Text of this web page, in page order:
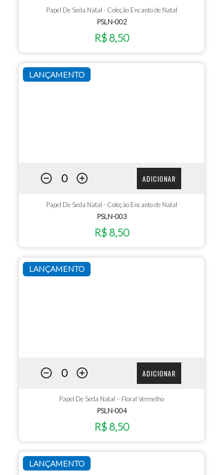
Papel De Seda Natal - Coleção Encanto de Natal
PSLN-002
R$ 8,50
LANÇAMENTO
ADICIONAR
Papel De Seda Natal - Coleção Encanto de Natal
PSLN-003
R$ 8,50
LANÇAMENTO
ADICIONAR
Papel De Seda Natal – Floral Vermelho
PSLN-004
R$ 8,50
LANÇAMENTO